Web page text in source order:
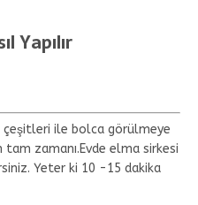
Yapılır
çeşitleri ile bolca görülmeye
tam zamanı.Evde elma sirkesi
Yeter ki 10 -15 dakika